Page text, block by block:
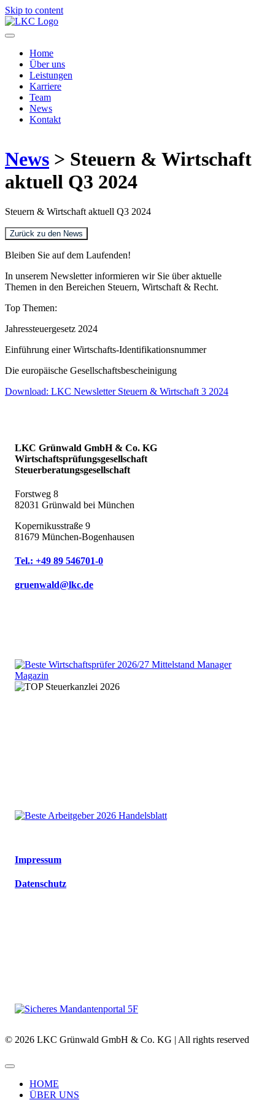
Skip to content
Home
Über uns
Leistungen
Karriere
Team
News
Kontakt
News > Steuern & Wirtschaft
aktuell Q3 2024
Steuern & Wirtschaft aktuell Q3 2024
Zurück zu den News
Bleiben Sie auf dem Laufenden!
In unserem Newsletter informieren wir Sie über aktuelle
Themen in den Bereichen Steuern, Wirtschaft & Recht.
Top Themen:
Jahressteuergesetz 2024
Einführung einer Wirtschafts-Identifikationsnummer
Die europäische Gesellschaftsbescheinigung
Download: LKC Newsletter Steuern & Wirtschaft 3 2024
LKC Grünwald GmbH & Co. KG
Wirtschaftsprüfungsgesellschaft
Steuerberatungsgesellschaft
Forstweg 8
82031 Grünwald bei München
Kopernikusstraße 9
81679 München-Bogenhausen
Tel.: +49 89 546701-0
gruenwald@lkc.de
Impressum
Datenschutz
© 2026 LKC Grünwald GmbH & Co. KG | All rights reserved
HOME
ÜBER UNS